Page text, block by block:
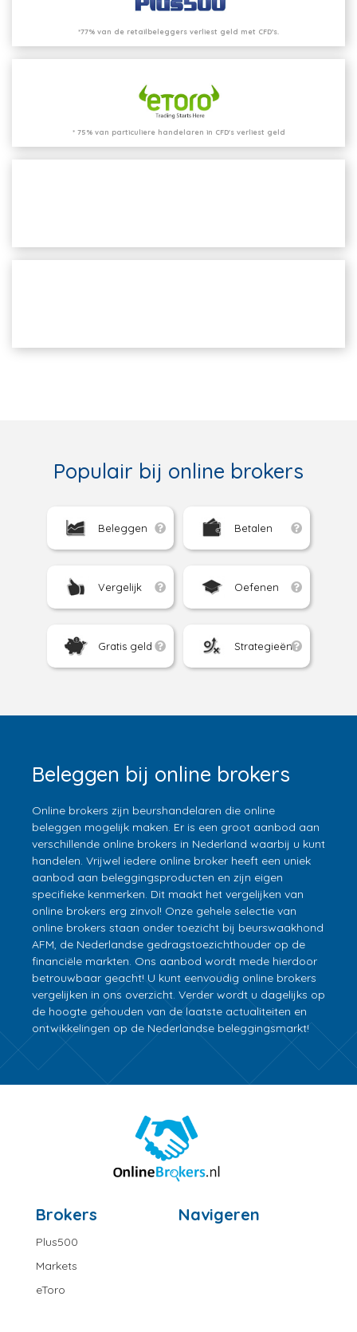
*77% van de retailbeleggers verliest geld met CFD’s.
* 75% van particuliere handelaren in CFD's verliest geld
Populair bij online brokers
Beleggen Betalen
Vergelijk Oefenen
Gratis geld Strategieën
Beleggen bij online brokers
Online brokers zijn beurshandelaren die online
beleggen mogelijk maken. Er is een groot aanbod aan
verschillende online brokers in Nederland waarbij u kunt
handelen. Vrijwel iedere online broker heeft een uniek
aanbod aan beleggingsproducten en zijn eigen
specifieke kenmerken. Dit maakt het vergelijken van
online brokers erg zinvol! Onze gehele selectie van
online brokers staan onder toezicht bij beurswaakhond
AFM, de Nederlandse gedragstoezichthouder op de
financiële markten. Ons aanbod wordt mede hierdoor
betrouwbaar geacht! U kunt eenvoudig online brokers
vergelijken in ons overzicht. Verder wordt u dagelijks op
de hoogte gehouden van de laatste actualiteiten en
ontwikkelingen op de Nederlandse beleggingsmarkt!
Brokers
Plus500
Markets
eToro
Navigeren